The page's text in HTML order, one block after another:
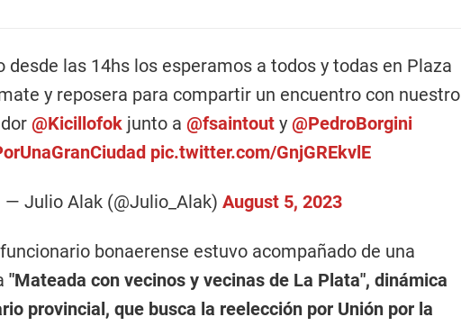
desde las 14hs los esperamos a todos y todas en Plaza
y reposera para compartir un encuentro con nuestro
@Kicillofok junto a@fsaintout y@PedroBorgini
pic.twitter.com/GnjGREkvlE
— Julio Alak (@Julio_Alak)August 5, 2023
bonaerense estuvo acompañado de una
"Mateada con vecinos y vecinas de La Plata", dinámica
provincial, que busca la reelección por Unión por la